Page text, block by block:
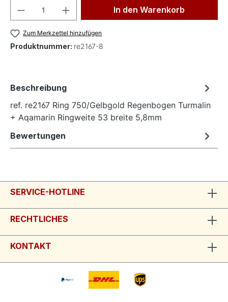
Produkt Anzahl: Gib den gewünschten
In den Warenkorb
Zum Merkzettel hinzufügen
Produktnummer: re2167-8
Beschreibung
ref. re2167 Ring 750/Gelbgold Regenbogen Turmalin
+ Aqamarin Ringweite 53 breite 5,8mm
Bewertungen
SERVICE-HOTLINE
RECHTLICHES
KONTAKT